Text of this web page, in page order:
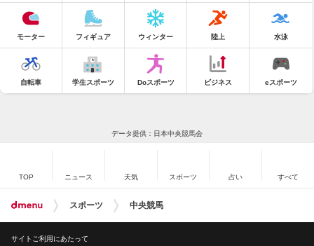
モーター フィギュア ウィンター 陸上 水泳
自転車 学生スポーツ Doスポーツ ビジネス eスポーツ
データ提供：日本中央競馬会
TOP ニュース 天気 スポーツ 占い すべて
スポーツ 中央競馬
サイトご利用にあたって